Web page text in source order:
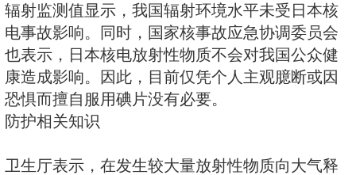
际情况、盲目过量的吃碘盐对身体
碘盐和碘片不一样
碘盐和碘片不一样